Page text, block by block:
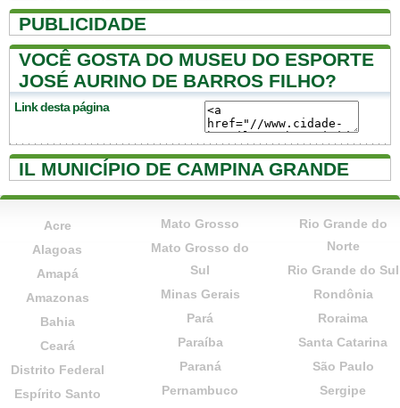
PUBLICIDADE
VOCÊ GOSTA DO MUSEU DO ESPORTE
JOSÉ AURINO DE BARROS FILHO?
Link desta página
IL MUNICÍPIO DE CAMPINA GRANDE
Acre
Alagoas
Amapá
Amazonas
Bahia
Ceará
Distrito Federal
Espírito Santo
Mato Grosso
Mato Grosso do
Sul
Minas Gerais
Pará
Paraíba
Paraná
Pernambuco
Rio Grande do
Norte
Rio Grande do Sul
Rondônia
Roraima
Santa Catarina
São Paulo
Sergipe